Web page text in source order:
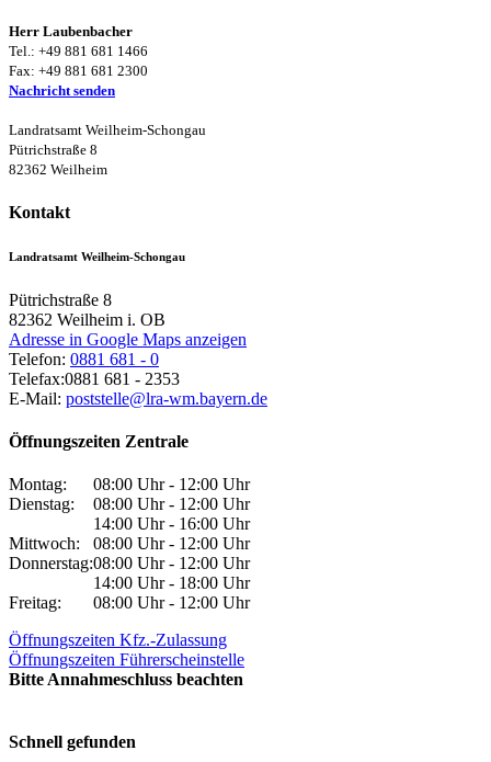
Herr Laubenbacher
Tel.: +49 881 681 1466
Fax: +49 881 681 2300
Nachricht senden
Landratsamt Weilheim-Schongau
Pütrichstraße 8
82362 Weilheim
Kontakt
Landratsamt Weilheim-Schongau
Pütrichstraße 8
82362 Weilheim i. OB
Adresse in Google Maps anzeigen
Telefon: 0881 681 - 0
Telefax:0881 681 - 2353
E-Mail: poststelle@lra-wm.bayern.de
Öffnungszeiten Zentrale
Montag:
08:00 Uhr - 12:00 Uhr
Dienstag:
08:00 Uhr - 12:00 Uhr
14:00 Uhr - 16:00 Uhr
Mittwoch:
08:00 Uhr - 12:00 Uhr
Donnerstag:08:00 Uhr - 12:00 Uhr
14:00 Uhr - 18:00 Uhr
Freitag:
08:00 Uhr - 12:00 Uhr
Öffnungszeiten Kfz.-Zulassung
Öffnungszeiten Führerscheinstelle
Bitte Annahmeschluss beachten
Schnell gefunden